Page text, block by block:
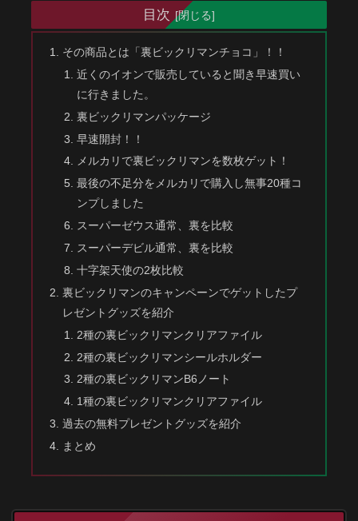
目次
その商品とは「裏ビックリマンチョコ」！！
近くのイオンで販売していると聞き早速買い
に行きました。
裏ビックリマンパッケージ
早速開封！！
メルカリで裏ビックリマンを数枚ゲット！
最後の不足分をメルカリで購入し無事20種コ
ンプしました
スーパーゼウス通常、裏を比較
スーパーデビル通常、裏を比較
十字架天使の2枚比較
裏ビックリマンのキャンペーンでゲットしたプ
レゼントグッズを紹介
2種の裏ビックリマンクリアファイル
2種の裏ビックリマンシールホルダー
2種の裏ビックリマンB6ノート
1種の裏ビックリマンクリアファイル
過去の無料プレゼントグッズを紹介
まとめ